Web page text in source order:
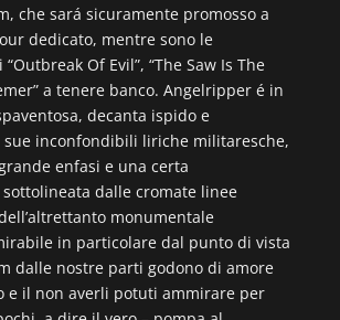
che sará sicuramente promosso a
dedicato, mentre sono le
Of Evil”, “The Saw Is The
a tenere banco. Angelripper é in
decanta ispido e
sue inconfondibili liriche militaresche,
enfasi e una certa
dalle cromate linee
monumentale
in particolare dal punto di vista
dalle nostre parti godono di amore
e il non averli potuti ammirare per